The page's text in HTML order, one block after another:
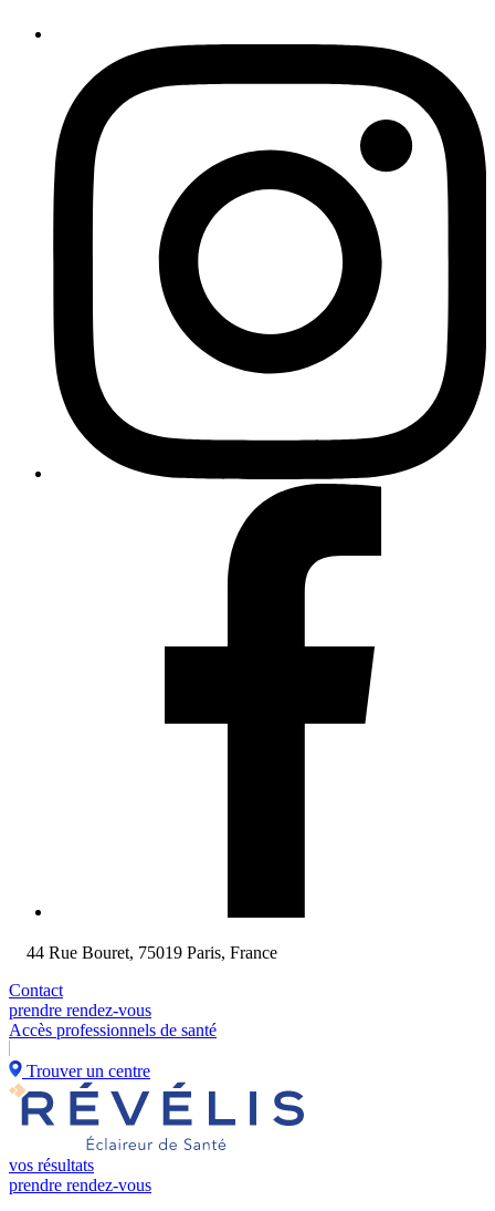
44 Rue Bouret, 75019 Paris, France
Contact
prendre rendez-vous
Accès professionnels de santé
Trouver un centre
vos résultats
prendre rendez-vous